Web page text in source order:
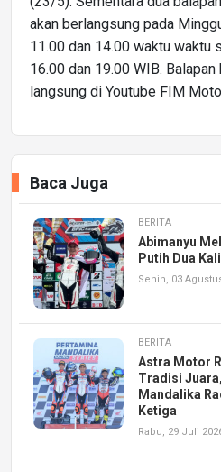
akan berlangsung pada
11.00 dan 14.00 waktu waktu
16.00 dan 19.00 WIB.
langsung di Youtube FIM
Baca Juga
BERITA
Abimanyu
Putih Dua
Senin, 03
BERITA
Astra Motor
Tradisi
Mandalika
Ketiga
Rabu, 29 Juli